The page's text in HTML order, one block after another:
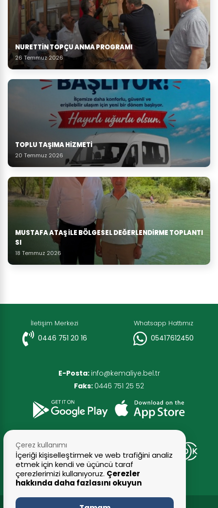
NURETTIN TOPÇU ANMA PROGRAMI
26 Temmuz 2026
TOPLU TAŞIMA HIZMETI
20 Temmuz 2026
MUSTAFA ATAŞ İLE BÖLGESEL DEĞERLENDIRME TOPLANTI
SI
18 Temmuz 2026
İletişim Merkezi
0446 751 20 16
Whatsapp Hattımız
05417612450
E-Posta: info@kemaliye.bel.tr
Faks: 0446 751 25 52
Çerez kullanımı
İçeriği kişiselleştirmek ve web trafiğini analiz
etmek için kendi ve üçüncü taraf
çerezlerimizi kullanıyoruz. Çerezler
hakkında daha fazlasını okuyun